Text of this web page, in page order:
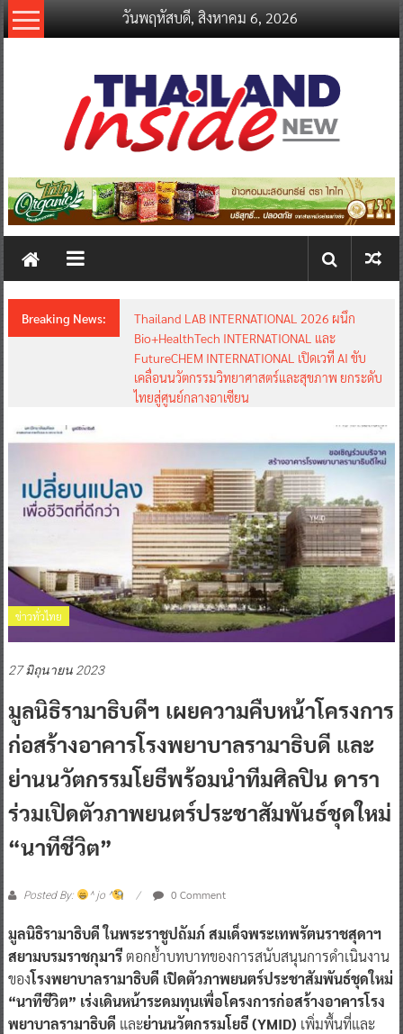
Skip
to
วันพฤหัสบดี, สิงหาคม 6, 2026
thailandinsidenew.com
Thailand
New
Breaking News:
Thailand LAB INTERNATIONAL 2026 ผนึก
Bio+HealthTech INTERNATIONAL และ
FutureCHEM INTERNATIONAL เปิดเวที AI ขับ
เคลื่อนนวัตกรรมวิทยาศาสตร์และสุขภาพ ยกระดับ
ไทยสู่ศูนย์กลางอาเซียน
ข่าวทั่วไทย
27 มิถุนายน 2023
มูลนิธิรามาธิบดีฯ เผยความคืบหน้าโครงการ
ก่อสร้างอาคารโรงพยาบาลรามาธิบดี และ
ย่านนวัตกรรมโยธีพร้อมนำทีมศิลปิน ดารา
ร่วมเปิดตัวภาพยนตร์ประชาสัมพันธ์ชุดใหม่
“นาทีชีวิต”
Posted By: ^ jo ^ 0 Comment
มูลนิธิรามาธิบดี ในพระราชูปถัมภ์ สมเด็จพระเทพรัตนราชสุดาฯ
สยามบรมราชกุมารีตอกย้ำบทบาทของการสนับสนุนการดำเนินงาน
ของโรงพยาบาลรามาธิบดี เปิดตัวภาพยนตร์ประชาสัมพันธ์ชุดใหม่
“นาทีชีวิต” เร่งเดินหน้าระดมทุนเพื่อโครงการก่อสร้างอาคารโรง
พยาบาลรามาธิบดี และย่านนวัตกรรมโยธี (YMID) เพิ่มพื้นที่และ